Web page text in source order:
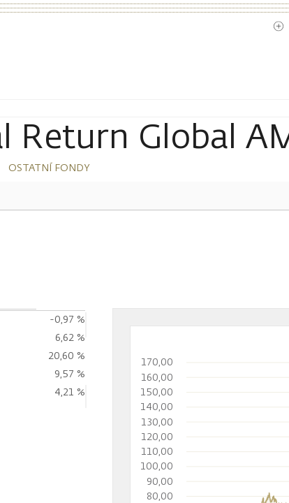
Return Global
OSTATNÍ FONDY
-0,97 %
6,62 %
20,60 %
9,57 %
4,21 %
80,00
90,00
100,00
110,00
120,00
130,00
140,00
150,00
160,00
170,00